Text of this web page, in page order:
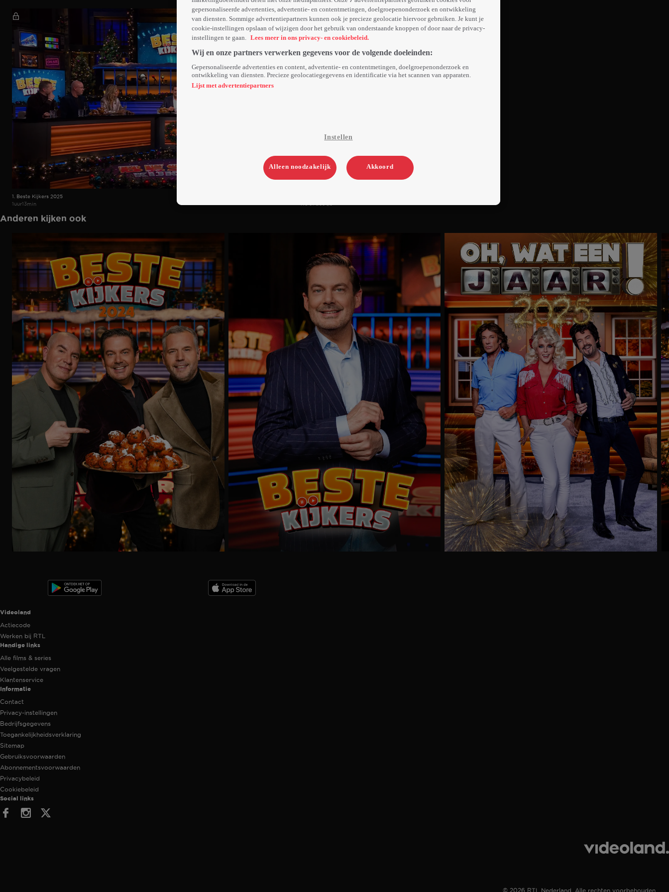
1. Beste Kijkers 2025
1uur13min
Wo 31 dec 25
Anderen kijken ook
Videoland useful links.
Videoland
Actiecode
Werken bij RTL
Handige links
Alle films & series
Veelgestelde vragen
Klantenservice
Informatie
Contact
Privacy-instellingen
Bedrijfsgegevens
Toegankelijkheidsverklaring
Sitemap
Gebruiksvoorwaarden
Abonnementsvoorwaarden
Privacybeleid
Cookiebeleid
Social links
FacebookInstagram
© 2026 RTL Nederland. Alle rechten voorbehouden.
gepersonaliseerde advertenties, advertentie- en contentmetingen, doelgroepenonderzoek en ontwikkeling
van diensten. Sommige advertentiepartners kunnen ook je precieze geolocatie hiervoor gebruiken. Je kunt je
cookie-instellingen opslaan of wijzigen door het gebruik van onderstaande knoppen of door naar de privacy-
instellingen te gaan. Lees meer in ons privacy- en cookiebeleid.
Wij en onze partners verwerken gegevens voor de volgende doeleinden:
Gepersonaliseerde advertenties en content, advertentie- en contentmetingen, doelgroepenonderzoek en
ontwikkeling van diensten. Precieze geolocatiegegevens en identificatie via het scannen van apparaten.
Lijst met advertentiepartners
Instellen
Alleen noodzakelijk Akkoord